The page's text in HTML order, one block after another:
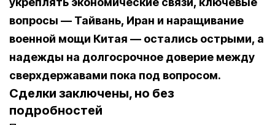
вопросы — Тайвань, Иран и наращивание
военной мощи Китая — остались острыми, а
надежды на долгосрочное доверие между
сверхдержавами пока под вопросом.
Сделки заключены, но без
подробностей